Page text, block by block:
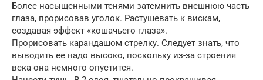
Более насыщенными тенями затемнить внешнюю часть
глаза, прорисовав уголок. Растушевать к вискам,
создавая эффект «кошачьего глаза».
Прорисовать карандашом стрелку. Следует знать, что
выводить ее надо высоко, поскольку из-за строения
века она немного опустится.